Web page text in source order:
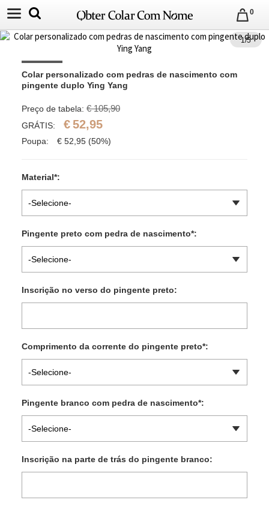
0
1/5
Colar personalizado com pedras de nascimento com
pingente duplo Ying Yang
Preço de tabela: € 105,90
GRÁTIS: €52,95
Poupa: € 52,95 (50%)
Material*:
-Selecione-
Pingente preto com pedra de nascimento*:
-Selecione-
Inscrição no verso do pingente preto:
Comprimento da corrente do pingente preto*:
-Selecione-
Pingente branco com pedra de nascimento*:
-Selecione-
Inscrição na parte de trás do pingente branco: